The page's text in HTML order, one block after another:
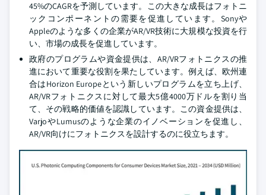
45%のCAGRを予測しています。この大きな成長はフォトニ
ックコンポーネントの需要を促進しています。Sonyや
Appleのような多くの企業がAR/VR技術に大規模な投資を行
い、市場の成長を促進しています。
政府のプログラムや資金提供は、AR/VRフォトニクスの推
進において重要な役割を果たしています。例えば、欧州連
合はHorizon Europeという新しいプログラムを立ち上げ、
AR/VRフォトニクスに対して最大5億4000万ドルを割り当
て、その戦略的価値を認識しています。この資金提供は、
VarjoやLumusのような企業のイノベーションを促進し、
AR/VR向けにフォトニクスを設計するのに役立ちます。